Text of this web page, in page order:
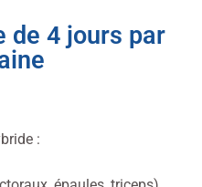
de 4 jours par
: